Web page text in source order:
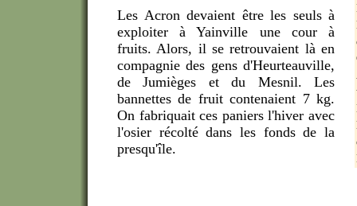
Les Acron devaient être les seuls à
exploiter à Yainville une cour à
fruits. Alors, il se retrouvaient là en
compagnie des gens d'Heurteauville,
de Jumièges et du Mesnil. Les
bannettes de fruit contenaient 7 kg.
On fabriquait ces paniers l'hiver avec
l'osier récolté dans les fonds de la
presqu'île.